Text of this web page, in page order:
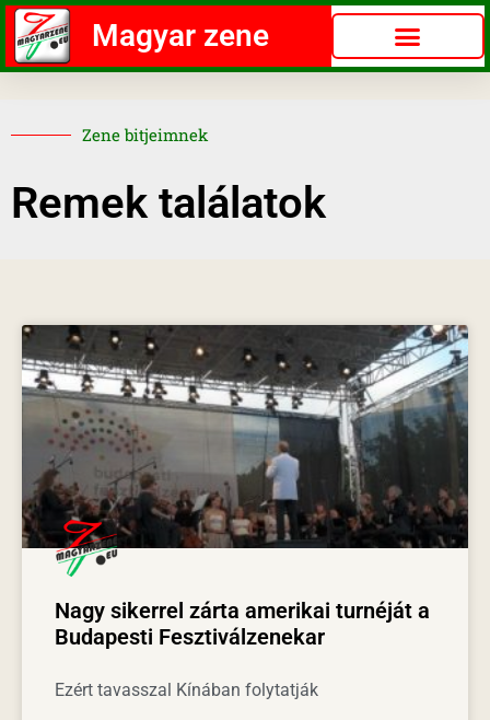
Magyar zene
Zene bitjeimnek
Remek találatok
Nagy sikerrel zárta amerikai turnéját a
Budapesti Fesztiválzenekar
Ezért tavasszal Kínában folytatják